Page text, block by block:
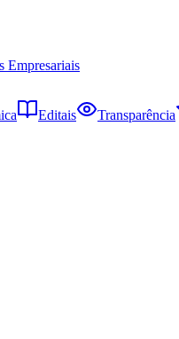
Empresariais
Editais
Transparência